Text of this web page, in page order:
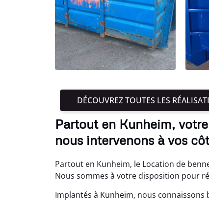
DÉCOUVREZ TOUTES LES
Partout en Kunheim,
nous intervenons à vos
Partout en Kunheim, le Location de
Nous sommes à votre disposition pour
Implantés à Kunheim, nous connaissons